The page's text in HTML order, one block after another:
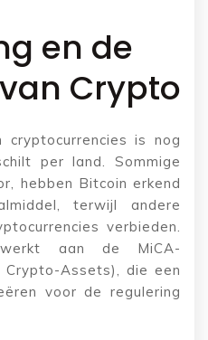
en de
Crypto
cryptocurrencies is nog
per land. Sommige
hebben Bitcoin erkend
terwijl andere
verbieden.
aan de MiCA-
Assets), die een
voor de regulering